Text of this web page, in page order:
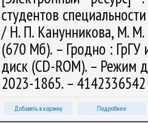
студентов
/ Н. П. Канунникова, М. М.
(670 Мб). – Гродно : ГрГУ
диск (CD-ROM). – Режим
2023-1865. –
Добавить в корзину Подробнее